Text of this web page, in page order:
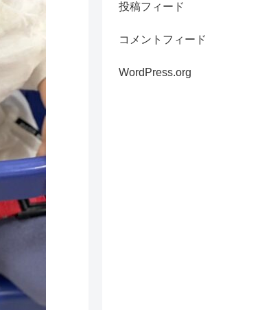
投稿フィード
コメントフィード
WordPress.org